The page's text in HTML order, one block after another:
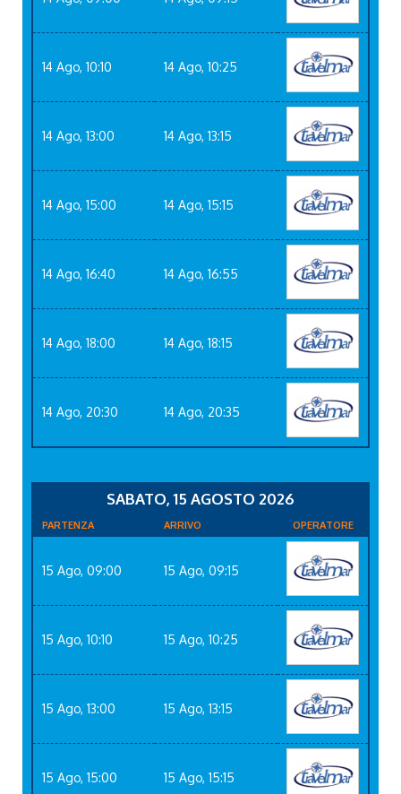
14 Ago, 10:10 14 Ago, 10:25
14 Ago, 13:00 14 Ago, 13:15
14 Ago, 15:00 14 Ago, 15:15
14 Ago, 16:40 14 Ago, 16:55
14 Ago, 18:00 14 Ago, 18:15
14 Ago, 20:30 14 Ago, 20:35
SABATO, 15 AGOSTO 2026
PARTENZA ARRIVO OPERATORE
15 Ago, 09:00 15 Ago, 09:15
15 Ago, 10:10 15 Ago, 10:25
15 Ago, 13:00 15 Ago, 13:15
15 Ago, 15:00 15 Ago, 15:15